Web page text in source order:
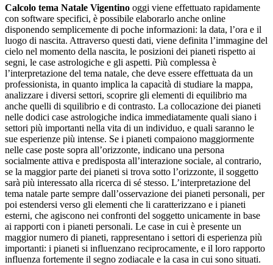
Calcolo tema Natale Vigentino oggi viene effettuato rapidamente
con software specifici, è possibile elaborarlo anche online
disponendo semplicemente di poche informazioni: la data, l’ora e il
luogo di nascita. Attraverso questi dati, viene definita l’immagine del
cielo nel momento della nascita, le posizioni dei pianeti rispetto ai
segni, le case astrologiche e gli aspetti. Più complessa è
l’interpretazione del tema natale, che deve essere effettuata da un
professionista, in quanto implica la capacità di studiare la mappa,
analizzare i diversi settori, scoprire gli elementi di equilibrio ma
anche quelli di squilibrio e di contrasto. La collocazione dei pianeti
nelle dodici case astrologiche indica immediatamente quali siano i
settori più importanti nella vita di un individuo, e quali saranno le
sue esperienze più intense. Se i pianeti compaiono maggiormente
nelle case poste sopra all’orizzonte, indicano una persona
socialmente attiva e predisposta all’interazione sociale, al contrario,
se la maggior parte dei pianeti si trova sotto l’orizzonte, il soggetto
sarà più interessato alla ricerca di sé stesso. L’interpretazione del
tema natale parte sempre dall’osservazione dei pianeti personali, per
poi estendersi verso gli elementi che li caratterizzano e i pianeti
esterni, che agiscono nei confronti del soggetto unicamente in base
ai rapporti con i pianeti personali. Le case in cui è presente un
maggior numero di pianeti, rappresentano i settori di esperienza più
importanti: i pianeti si influenzano reciprocamente, e il loro rapporto
influenza fortemente il segno zodiacale e la casa in cui sono situati.